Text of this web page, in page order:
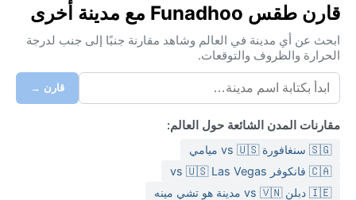
قارن طقس Funadhoo مع مدينة أخرى
ابحث عن أي مدينة في العالم وشاهد مقارنة جنبًا إلى جنب لدرجة
الحرارة والظروف والتوقعات.
قارن →
مقارنات المدن الشائعة حول العالم:
🇸🇬 سنغافورة vs 🇺🇸 ميامي
🇨🇦 فانكوفر vs 🇺🇸 Las Vegas
🇮🇪 دبلن vs 🇻🇳 مدينة هو تشي مينه